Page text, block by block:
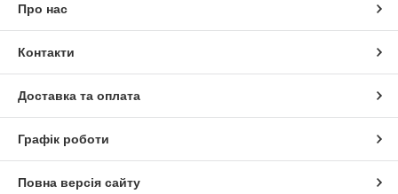
Про нас
Контакти
Доставка та оплата
Графік роботи
Повна версія сайту